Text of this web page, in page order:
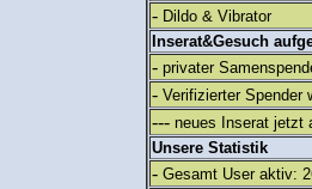
- Dildo & Vibrator
Inserat&Gesuch
- privater
- Verifizierter Spender
--- neues Inserat jetzt
Unsere Statistik
- Gesamt User aktiv: